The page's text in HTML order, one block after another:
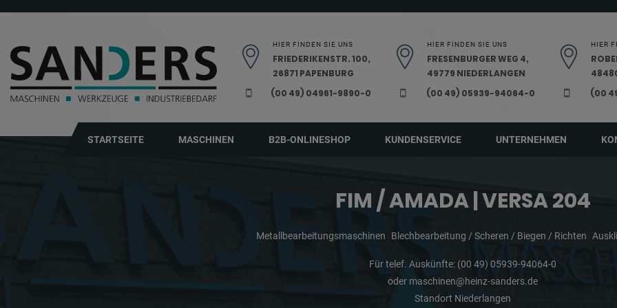
HIER FINDEN SIE UNS
FRIEDERIKENSTR. 100,
26871 PAPENBURG
(00 49) 04961-9890-0
HIER FINDEN SIE UNS
FRESENBURGER WEG 4,
49779 NIEDERLANGEN
(00 49) 05939-94064-0
HIER
(00
STARTSEITE MASCHINEN B2B-ONLINESHOP KUNDENSERVICE UNTERNEHMEN
FIM / AMADA | VERSA 204
Metallbearbeitungsmaschinen Blechbearbeitung / Scheren / Biegen / Richten
Für telef. Auskünfte: (00 49) 05939-94064-0
oder maschinen@heinz-sanders.de
Standort Niederlangen